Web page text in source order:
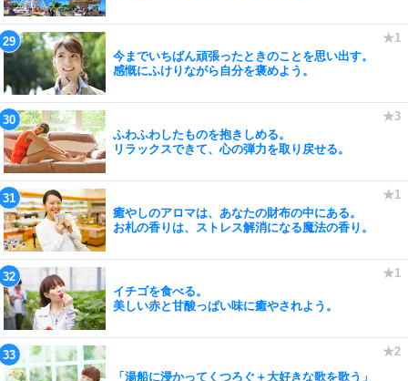
今までいちばん頑張ったときのことを思い出す。
感慨にふけりながら自分を褒めよう。
ふわふわしたものを抱きしめる。
リラックスできて、心の弾力を取り戻せる。
癒やしのアロマは、あなたの財布の中にある。
お札の香りは、ストレス解消になる魔法の香り。
イチゴを食べる。
美しい赤と甘酸っぱい味に癒やされよう。
「湯船に浸かってくつろぐ＋大好きな歌を歌う」